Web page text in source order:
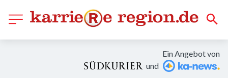
Ein Angebot von
und